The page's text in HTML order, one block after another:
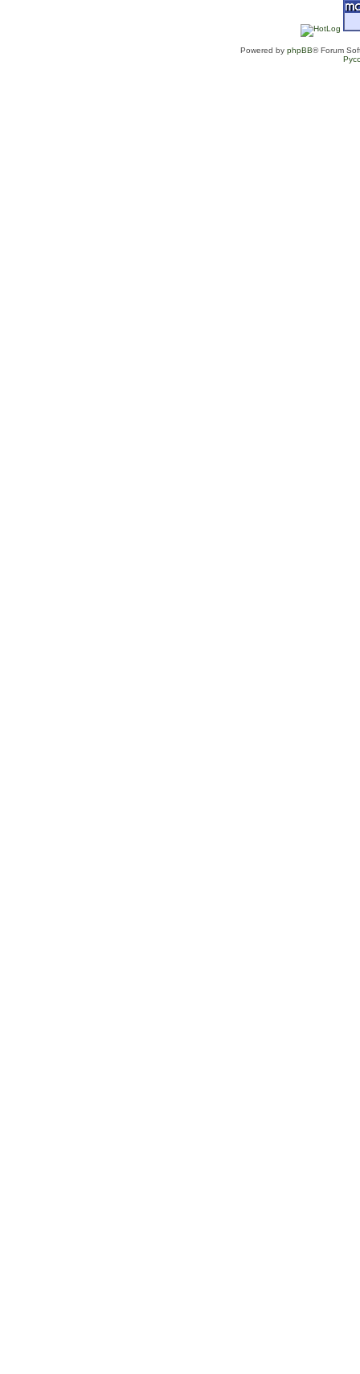
Powered by phpBB® Forum